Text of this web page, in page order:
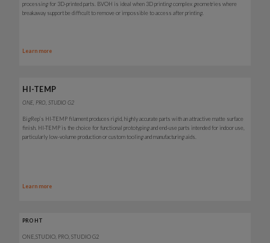
processing for 3D-printed parts. BVOH is ideal when 3D printing complex geometries where
breakaway support be difficult to remove or impossible to access after printing.
Learn more
HI-TEMP
ONE, PRO, STUDIO G2
BigRep’s HI-TEMP filament produces rigid, highly accurate parts with an attractive matte surface
finish. HI-TEMP is the choice for functional prototyping and end-use parts intended for indoor use,
particularly low-volume production or custom tooling and manufacturing aids.
Learn more
PRO HT
ONE,STUDIO, PRO, STUDIO G2